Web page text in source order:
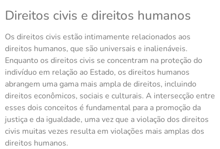
Direitos civis e direitos humanos
Os direitos civis estão intimamente relacionados aos
direitos humanos, que são universais e inalienáveis.
Enquanto os direitos civis se concentram na proteção do
indivíduo em relação ao Estado, os direitos humanos
abrangem uma gama mais ampla de direitos, incluindo
direitos econômicos, sociais e culturais. A intersecção entre
esses dois conceitos é fundamental para a promoção da
justiça e da igualdade, uma vez que a violação dos direitos
civis muitas vezes resulta em violações mais amplas dos
direitos humanos.